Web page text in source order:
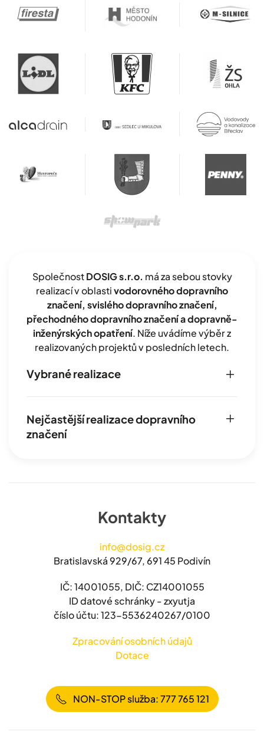
SpolečnostDOSIG s.r.o. má za sebou stovky
realizací v oblastivodorovného dopravního
značení, svislého dopravního značení,
přechodného dopravního značení a dopravně-
inženýrských opatření. Níže uvádíme výběr z
realizovaných projektů v posledních letech.
Vybrané realizace
Nejčastější realizace dopravního
značení
Kontakty
info@dosig.cz
Bratislavská 929/67, 691 45 Podivín
IČ: 14001055, DIČ: CZ14001055
ID datové schránky - zxyutja
číslo účtu: 123-5536240267/0100
Zpracování osobních údajů
Dotace
NON-STOP služba: 777 765 121